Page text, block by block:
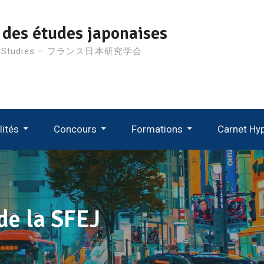
études japonaises
– フランス日本研究学会
Concours Formations Carnet
la SFEJ